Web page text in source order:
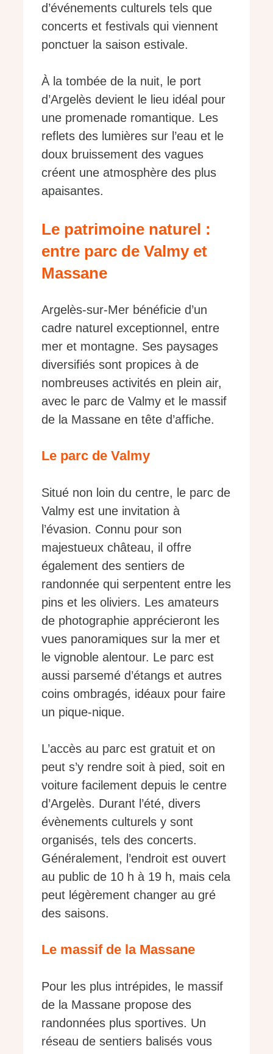
d’événements culturels tels que
concerts et festivals qui viennent
ponctuer la saison estivale.
À la tombée de la nuit, le port
d’Argelès devient le lieu idéal pour
une promenade romantique. Les
reflets des lumières sur l’eau et le
doux bruissement des vagues
créent une atmosphère des plus
apaisantes.
Le patrimoine naturel :
entre parc de Valmy et
Massane
Argelès-sur-Mer bénéficie d’un
cadre naturel exceptionnel, entre
mer et montagne. Ses paysages
diversifiés sont propices à de
nombreuses activités en plein air,
avec le parc de Valmy et le massif
de la Massane en tête d’affiche.
Le parc de Valmy
Situé non loin du centre, le parc de
Valmy est une invitation à
l’évasion. Connu pour son
majestueux château, il offre
également des sentiers de
randonnée qui serpentent entre les
pins et les oliviers. Les amateurs
de photographie apprécieront les
vues panoramiques sur la mer et
le vignoble alentour. Le parc est
aussi parsemé d’étangs et autres
coins ombragés, idéaux pour faire
un pique-nique.
L’accès au parc est gratuit et on
peut s’y rendre soit à pied, soit en
voiture facilement depuis le centre
d’Argelès. Durant l’été, divers
évènements culturels y sont
organisés, tels des concerts.
Généralement, l’endroit est ouvert
au public de 10 h à 19 h, mais cela
peut légèrement changer au gré
des saisons.
Le massif de la Massane
Pour les plus intrépides, le massif
de la Massane propose des
randonnées plus sportives. Un
réseau de sentiers balisés vous